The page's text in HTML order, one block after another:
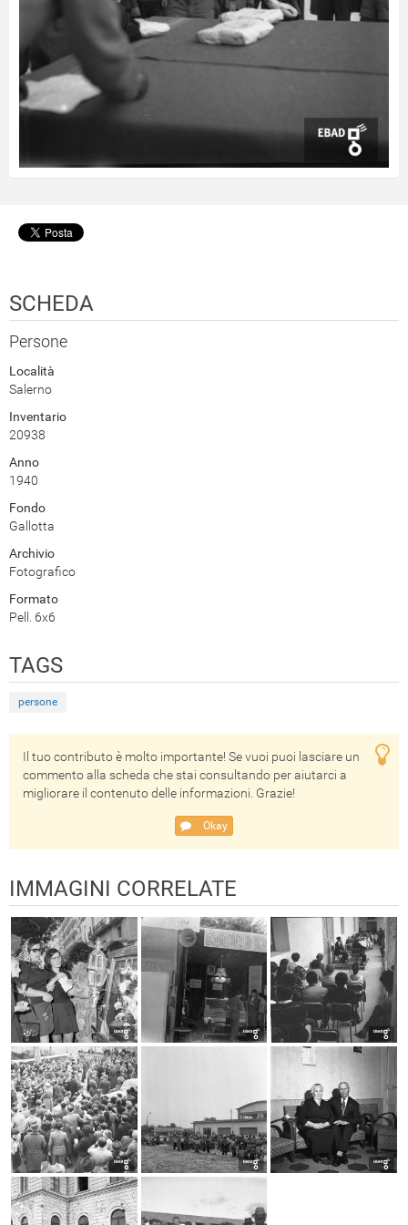
SCHEDA
Persone
Località
Salerno
Inventario
20938
Anno
1940
Fondo
Gallotta
Archivio
Fotografico
Formato
Pell. 6x6
TAGS
persone
Il tuo contributo è molto importante! Se vuoi puoi lasciare un
commento alla scheda che stai consultando per aiutarci a
migliorare il contenuto delle informazioni. Grazie!
Okay
IMMAGINI CORRELATE